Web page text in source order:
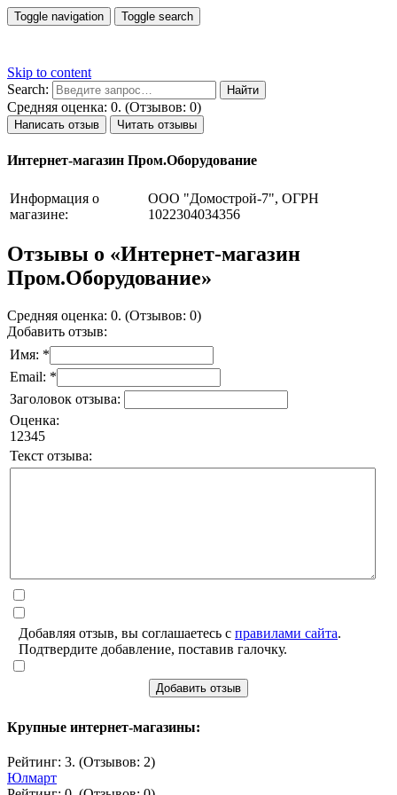
Toggle navigation Toggle search
Skip to content
Search:
Средняя оценка: 0. (Отзывов: 0)
Написать отзыв Читать отзывы
Интернет-магазин Пром.Оборудование
Информация о
магазине:
ООО "Домострой-7", ОГРН
1022304034356
Отзывы о «Интернет-магазин
Пром.Оборудование»
Средняя оценка: 0. (Отзывов: 0)
Добавить отзыв:
Имя: *
Email: *
Заголовок отзыва:
Оценка:
1 2345
Текст отзыва:
Добавляя отзыв, вы соглашаетесь с правилами сайта.
Подтвердите добавление, поставив галочку.
Добавить отзыв
Крупные интернет-магазины:
Рейтинг: 3. (Отзывов: 2)
Юлмарт